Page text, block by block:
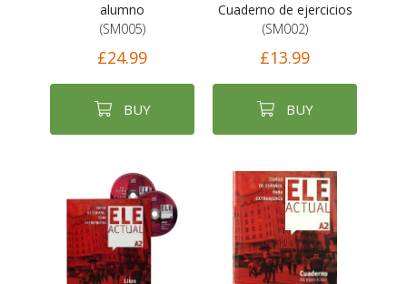
alumno
(SM005)
£24.99
BUY
Cuaderno de ejercicios
(SM002)
£13.99
BUY